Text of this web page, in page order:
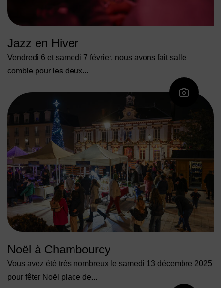
Jazz en Hiver
Vendredi 6 et samedi 7 février, nous avons fait salle
comble pour les deux...
Noël à Chambourcy
Vous avez été très nombreux le samedi 13 décembre 2025
pour fêter Noël place de...